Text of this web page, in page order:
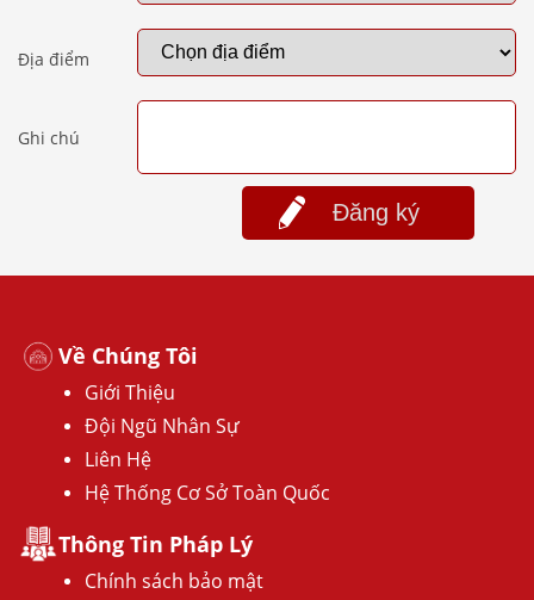
Địa điểm
Ghi chú
Đăng ký
Về Chúng Tôi
Giới Thiệu
Đội Ngũ Nhân Sự
Liên Hệ
Hệ Thống Cơ Sở Toàn Quốc
Thông Tin Pháp Lý
Chính sách bảo mật